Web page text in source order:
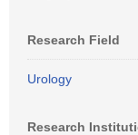
Research Field
Urology
Research